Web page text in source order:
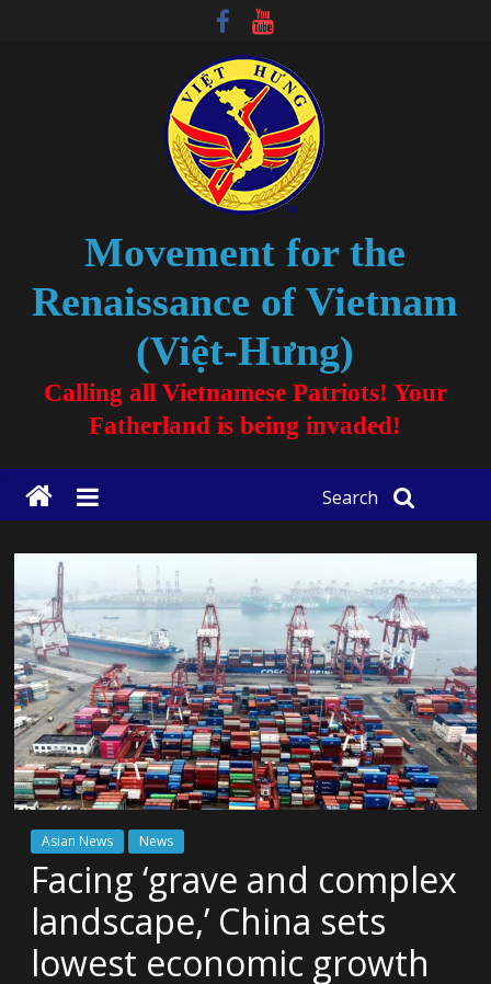
Movement for the
Renaissance of Vietnam
(Việt-Hưng)
Calling all Vietnamese Patriots! Your
Fatherland is being invaded!
Search
Asian News News
Facing ‘grave and complex
landscape,’ China sets
lowest economic growth